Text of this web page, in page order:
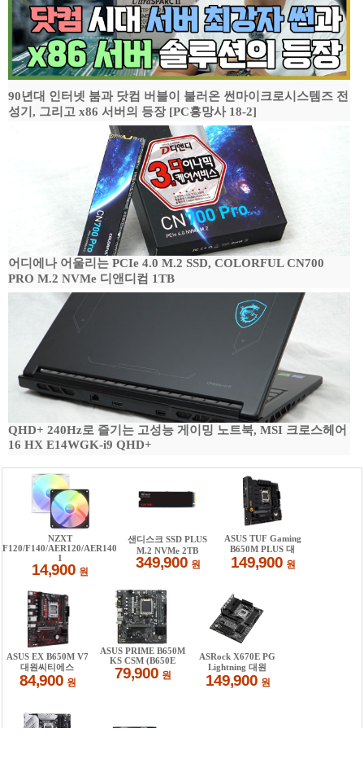
90년대 인터넷 붐과 닷컴 버블이 불러온 썬마이크로시스템즈 전
성기, 그리고 x86 서버의 등장 [PC흥망사 18-2]
어디에나 어울리는 PCIe 4.0 M.2 SSD, COLORFUL CN700
PRO M.2 NVMe 디앤디컴 1TB
QHD+ 240Hz로 즐기는 고성능 게이밍 노트북, MSI 크로스헤어
16 HX E14WGK-i9 QHD+